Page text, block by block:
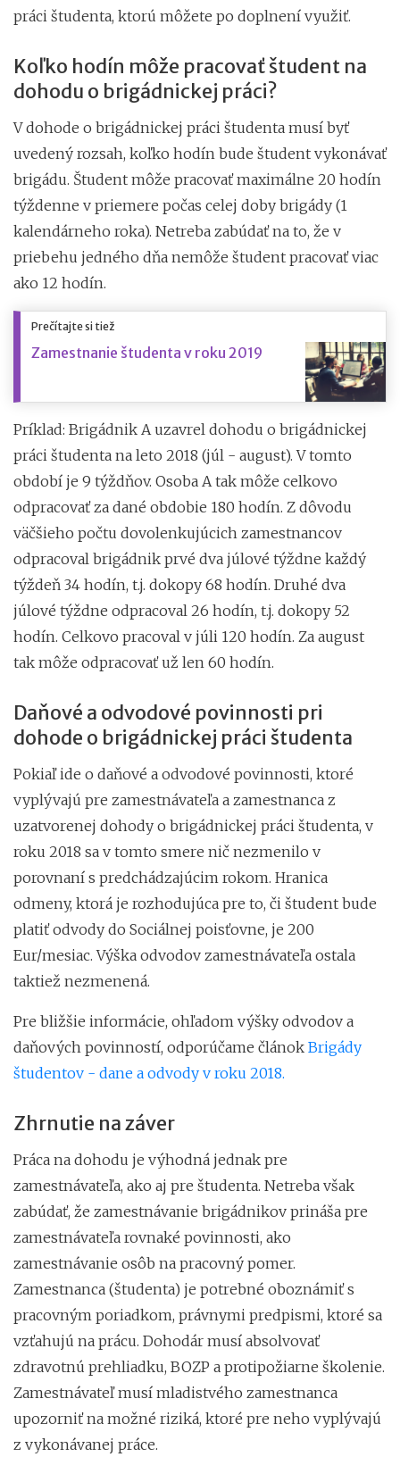
práci študenta, ktorú môžete po doplnení využiť.
Koľko hodín môže pracovať študent na
dohodu o brigádnickej práci?
V dohode o brigádnickej práci študenta musí byť
uvedený rozsah, koľko hodín bude študent vykonávať
brigádu. Študent môže pracovať maximálne 20 hodín
týždenne v priemere počas celej doby brigády (1
kalendárneho roka). Netreba zabúdať na to, že v
priebehu jedného dňa nemôže študent pracovať viac
ako 12 hodín.
Prečítajte si tiež
Zamestnanie študenta v roku 2019
Príklad: Brigádnik A uzavrel dohodu o brigádnickej
práci študenta na leto 2018 (júl - august). V tomto
období je 9 týždňov. Osoba A tak môže celkovo
odpracovať za dané obdobie 180 hodín. Z dôvodu
väčšieho počtu dovolenkujúcich zamestnancov
odpracoval brigádnik prvé dva júlové týždne každý
týždeň 34 hodín, t.j. dokopy 68 hodín. Druhé dva
júlové týždne odpracoval 26 hodín, t.j. dokopy 52
hodín. Celkovo pracoval v júli 120 hodín. Za august
tak môže odpracovať už len 60 hodín.
Daňové a odvodové povinnosti pri
dohode o brigádnickej práci študenta
Pokiaľ ide o daňové a odvodové povinnosti, ktoré
vyplývajú pre zamestnávateľa a zamestnanca z
uzatvorenej dohody o brigádnickej práci študenta, v
roku 2018 sa v tomto smere nič nezmenilo v
porovnaní s predchádzajúcim rokom. Hranica
odmeny, ktorá je rozhodujúca pre to, či študent bude
platiť odvody do Sociálnej poisťovne, je 200
Eur/mesiac. Výška odvodov zamestnávateľa ostala
taktiež nezmenená.
Pre bližšie informácie, ohľadom výšky odvodov a
daňových povinností, odporúčame článok Brigády
študentov - dane a odvody v roku 2018.
Zhrnutie na záver
Práca na dohodu je výhodná jednak pre
zamestnávateľa, ako aj pre študenta. Netreba však
zabúdať, že zamestnávanie brigádnikov prináša pre
zamestnávateľa rovnaké povinnosti, ako
zamestnávanie osôb na pracovný pomer.
Zamestnanca (študenta) je potrebné oboznámiť s
pracovným poriadkom, právnymi predpismi, ktoré sa
vzťahujú na prácu. Dohodár musí absolvovať
zdravotnú prehliadku, BOZP a protipožiarne školenie.
Zamestnávateľ musí mladistvého zamestnanca
upozorniť na možné riziká, ktoré pre neho vyplývajú
z vykonávanej práce.